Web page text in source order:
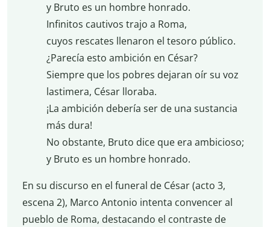
y Bruto es un hombre honrado.
Infinitos cautivos trajo a Roma,
cuyos rescates llenaron el tesoro público.
¿Parecía esto ambición en César?
Siempre que los pobres dejaran oír su voz
lastimera, César lloraba.
¡La ambición debería ser de una sustancia
más dura!
No obstante, Bruto dice que era ambicioso;
y Bruto es un hombre honrado.
En su discurso en el funeral de César (acto 3,
escena 2), Marco Antonio intenta convencer al
pueblo de Roma, destacando el contraste de